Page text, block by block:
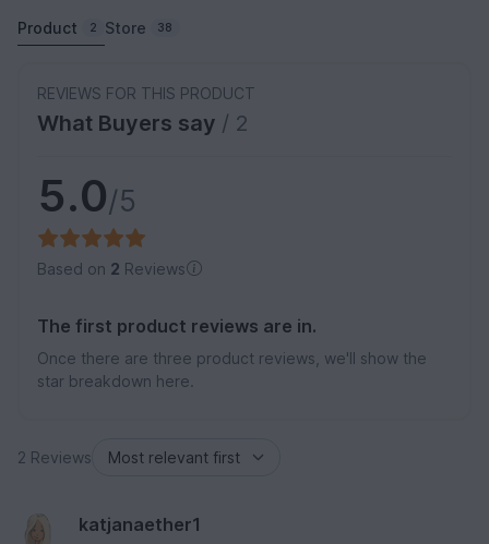
Product 2 Store 38
REVIEWS FOR THIS PRODUCT
What Buyers say / 2
5.0/5
Based on 2 Reviews
The first product reviews are in.
Once there are three product reviews, we'll show the
star breakdown here.
2 Reviews
katjanaether1